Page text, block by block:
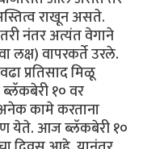
राखून असते.
नंतर अत्यंत वेगाने
लक्ष) वापरकर्ते उरले.
प्रतिसाद मिळू
ब्लॅकबेरी १० वर
कामे करताना
येते. आज ब्लॅकबेरी १०